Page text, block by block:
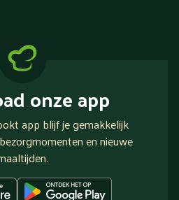
onze app
app blijf je gemakkelijk
en nieuwe